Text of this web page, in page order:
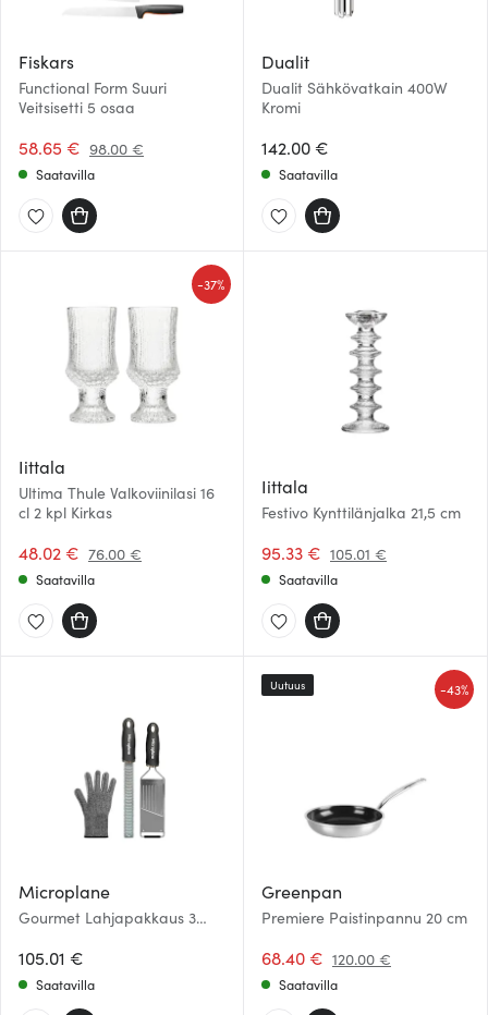
Fiskars
Functional Form Suuri
Veitsisetti 5 osaa
58.65 € 98.00 €
Saatavilla
Dualit
Dualit Sähkövatkain 400W
Kromi
142.00 €
Saatavilla
Iittala
Ultima Thule Valkoviinilasi 16
cl 2 kpl Kirkas
48.02 € 76.00 €
-37%
Saatavilla
Iittala
Festivo Kynttilänjalka 21,5 cm
95.33 € 105.01 €
Saatavilla
Microplane
Gourmet Lahjapakkaus 3
105.01 €
Saatavilla
Greenpan
Premiere Paistinpannu 20 cm
68.40 € 120.00 €
-43%
Uutuus
Saatavilla